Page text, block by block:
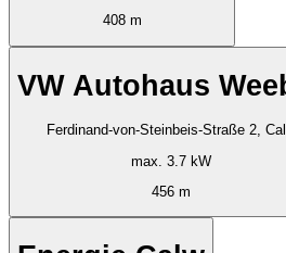
408 m
VW Autohaus
Ferdinand-von-Steinbeis-Straße 2,
max. 3.7 kW
456 m